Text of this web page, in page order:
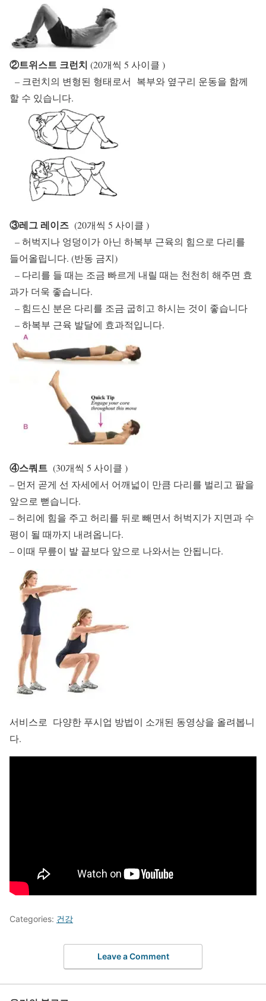
②트위스트 크런치 (20개씩 5 사이클 )
– 크런치의 변형된 형태로서 복부와 옆구리 운동을 함께
할 수 있습니다.
③레그 레이즈 (20개씩 5 사이클 )
– 허벅지나 엉덩이가 아닌 하복부 근육의 힘으로 다리를
들어올립니다. (반동 금지)
– 다리를 들 때는 조금 빠르게 내릴 때는 천천히 해주면 효
과가 더욱 좋습니다.
– 힘드신 분은 다리를 조금 굽히고 하시는 것이 좋습니다
– 하복부 근육 발달에 효과적입니다.
④스쿼트 (30개씩 5 사이클 )
– 먼저 곧게 선 자세에서 어깨넓이 만큼 다리를 벌리고 팔을
앞으로 뻗습니다.
– 허리에 힘을 주고 허리를 뒤로 빼면서 허벅지가 지면과 수
평이 될 때까지 내려옵니다.
– 이때 무릎이 발 끝보다 앞으로 나와서는 안됩니다.
서비스로 다양한 푸시업 방법이 소개된 동영상을 올려봅니
다.
Categories: 건강
Leave a Comment